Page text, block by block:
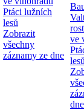
Ptáci lužních
lesů
Zobrazit
všechny
záznamy ze dne
ve
dne